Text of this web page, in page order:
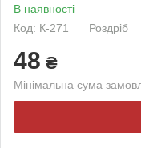
В наявності
Код: К-271
Роздріб
48 ₴
Мінімальна сума